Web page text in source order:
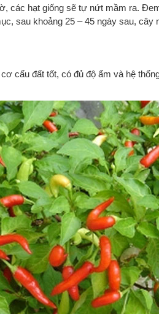
các hạt giống sẽ tự nứt mầm ra.
sau khoảng 25 – 45 ngày sau,
cấu đất tốt, có đủ độ ẩm và hệ